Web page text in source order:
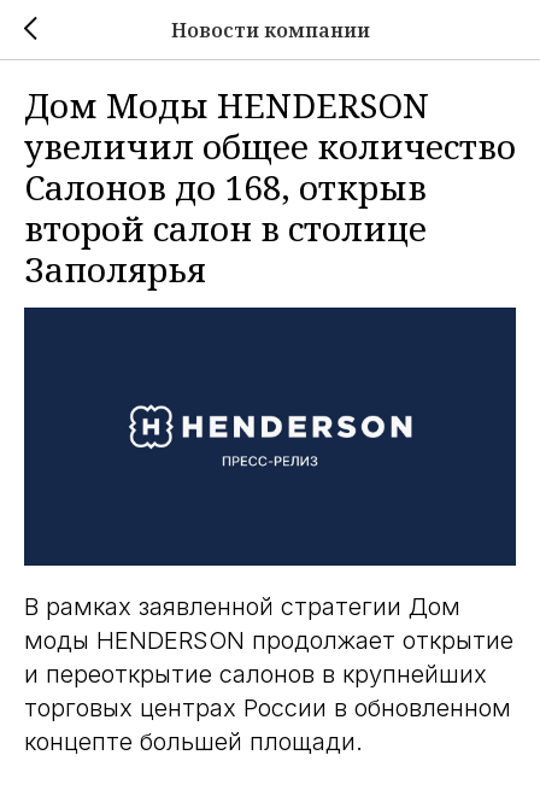
Новости компании
Дом Моды HENDERSON
увеличил общее количество
Салонов до 168, открыв
второй салон в столице
Заполярья
В рамках заявленной стратегии Дом
моды HENDERSON продолжает открытие
и переоткрытие салонов в крупнейших
торговых центрах России в обновленном
концепте большей площади.